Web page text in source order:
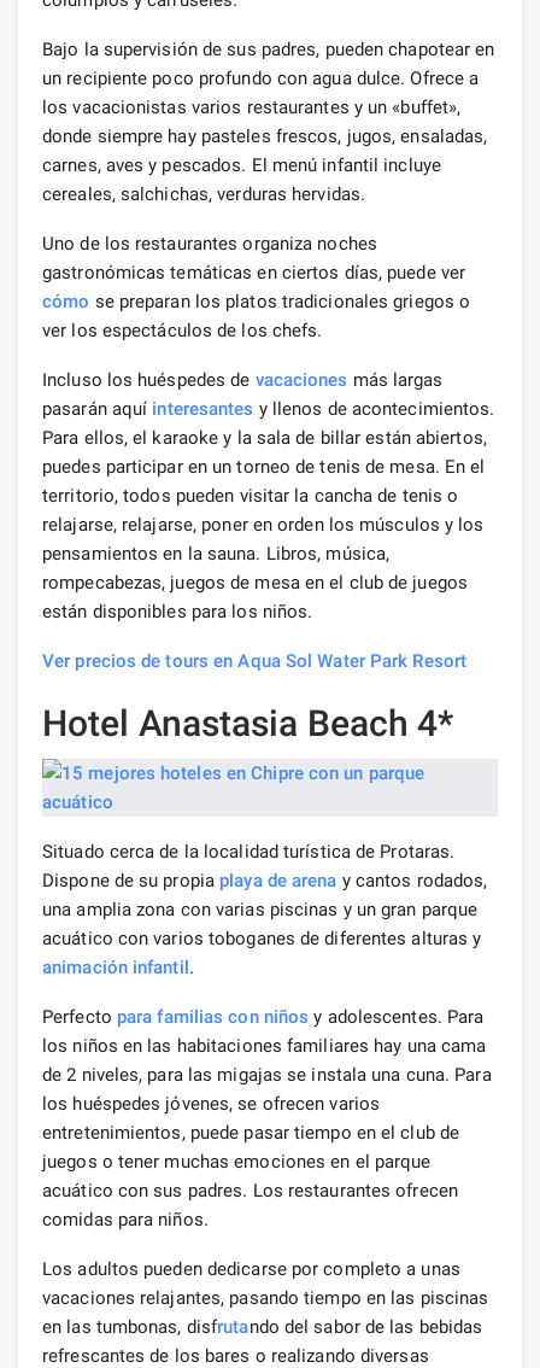
Bajo la supervisión de sus padres, pueden chapotear en
un recipiente poco profundo con agua dulce. Ofrece a
los vacacionistas varios restaurantes y un «buffet»,
donde siempre hay pasteles frescos, jugos, ensaladas,
carnes, aves y pescados. El menú infantil incluye
cereales, salchichas, verduras hervidas.
Uno de los restaurantes organiza noches
gastronómicas temáticas en ciertos días, puede ver
cómo se preparan los platos tradicionales griegos o
ver los espectáculos de los chefs.
Incluso los huéspedes de vacaciones más largas
pasarán aquí interesantes y llenos de acontecimientos.
Para ellos, el karaoke y la sala de billar están abiertos,
puedes participar en un torneo de tenis de mesa. En el
territorio, todos pueden visitar la cancha de tenis o
relajarse, relajarse, poner en orden los músculos y los
pensamientos en la sauna. Libros, música,
rompecabezas, juegos de mesa en el club de juegos
están disponibles para los niños.
Ver precios de tours en Aqua Sol Water Park Resort
Hotel Anastasia Beach 4*
Situado cerca de la localidad turística de Protaras.
Dispone de su propia playa de arena y cantos rodados,
una amplia zona con varias piscinas y un gran parque
acuático con varios toboganes de diferentes alturas y
animación infantil.
Perfecto para familias con niños y adolescentes. Para
los niños en las habitaciones familiares hay una cama
de 2 niveles, para las migajas se instala una cuna. Para
los huéspedes jóvenes, se ofrecen varios
entretenimientos, puede pasar tiempo en el club de
juegos o tener muchas emociones en el parque
acuático con sus padres. Los restaurantes ofrecen
comidas para niños.
Los adultos pueden dedicarse por completo a unas
vacaciones relajantes, pasando tiempo en las piscinas
en las tumbonas, disfrutando del sabor de las bebidas
refrescantes de los bares o realizando diversas